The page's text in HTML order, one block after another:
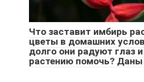
Что заставит имбирь
цветы в домашних
долго они радуют глаз
растению помочь?